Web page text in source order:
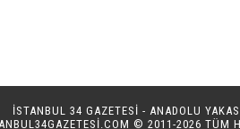
İSTANBUL 34 GAZETESİ - ANADOLU
© 2011-2026 TÜM